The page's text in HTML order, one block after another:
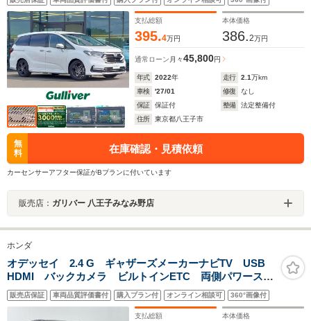
レコ 両側電動スライドドア パワーバックドア シー
トヒーター 純正アルミホイール
支払総額
395.4万円
本体価格
386.2万円
通常ローン 月々45,800円
年式 2022年 走行 2.1万km
車検
'27/01 修復
なし
保証
保証付 整備
法定整備付
住所
東京都八王子市
無
料
在庫確認・見積依頼
カーセンサーアフター保証がBプランに付いています
販売店： ガリバー 八王子みなみ野店
ホンダ
オデッセイ 2.4 G ギャザーズメーカーナビTV USB
HDMI バックカメラ ビルトインETC 両側パワースラ
イドドア アイドリングストップ 横滑り防止装置 社
外16インチアルミ プッシュスタートエンジン スマー
販売店保証 車両品質評価書付 購入プラン付 オンライン相談可 360°画像付
支払総額 本体価格